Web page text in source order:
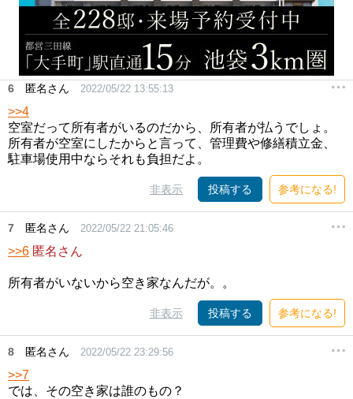
6 匿名さん 2022/05/22 13:55:13
>>4
空室だって所有者がいるのだから、所有者が払うでしょ。
所有者が空室にしたからと言って、管理費や修繕積立金、
駐車場使用中ならそれも負担だよ。
非表示 投稿する 参考になる!
7 匿名さん 2022/05/22 21:05:46
>>6 匿名さん
所有者がいないから空き家なんだが。。
非表示 投稿する 参考になる!
8 匿名さん 2022/05/22 23:29:56
>>7
では、その空き家は誰のもの？